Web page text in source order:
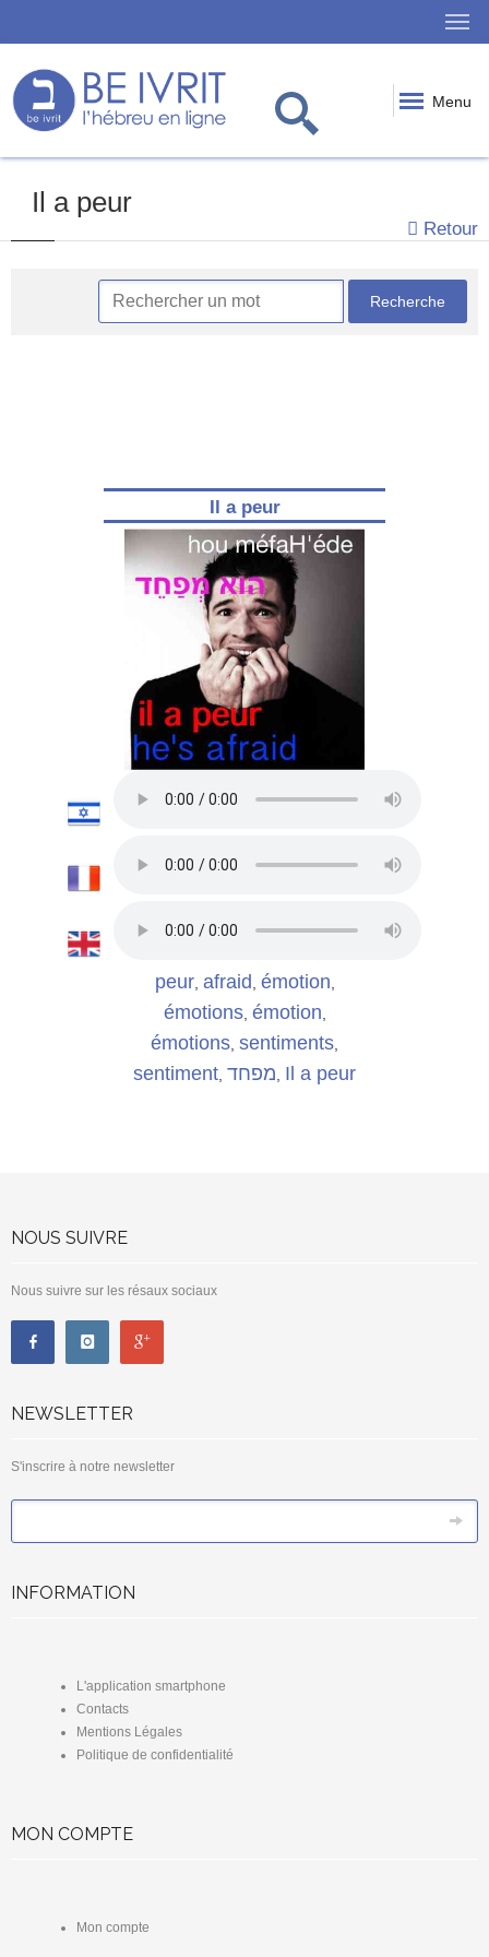
Menu
Il a peur
Retour
Il a peur
peur, afraid émotion
émotions, émotion
émotions sentiments
sentiment מפחד Il a peur
NOUS SUIVRE
Nous suivre sur les résaux sociaux
NEWSLETTER
S'inscrire à notre newsletter
INFORMATION
L'application smartphone
Contacts
Mentions Légales
Politique de confidentialité
MON COMPTE
Mon compte